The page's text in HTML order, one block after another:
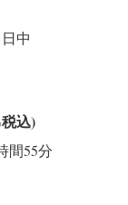
中
込)
間55分